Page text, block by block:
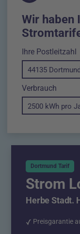
Wir haben
Ihre Postleitzahl
44135 Dortmund
Verbrauch
Dortmund Tarif
Strom
Herbe Stadt.
Preisgarantie